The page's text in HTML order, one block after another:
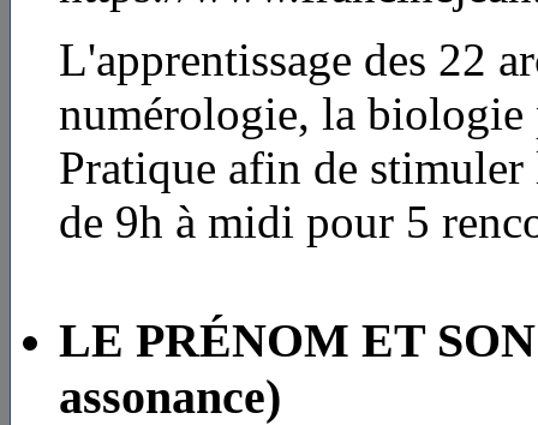
L'apprentissage des 22
numérologie, la
Pratique afin de
de 9h à midi pour 5
LE PRÉNOM ET
assonance)